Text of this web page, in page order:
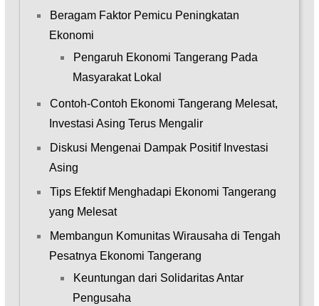
Beragam Faktor Pemicu Peningkatan
Ekonomi
Pengaruh Ekonomi Tangerang Pada
Masyarakat Lokal
Contoh-Contoh Ekonomi Tangerang Melesat,
Investasi Asing Terus Mengalir
Diskusi Mengenai Dampak Positif Investasi
Asing
Tips Efektif Menghadapi Ekonomi Tangerang
yang Melesat
Membangun Komunitas Wirausaha di Tengah
Pesatnya Ekonomi Tangerang
Keuntungan dari Solidaritas Antar
Pengusaha